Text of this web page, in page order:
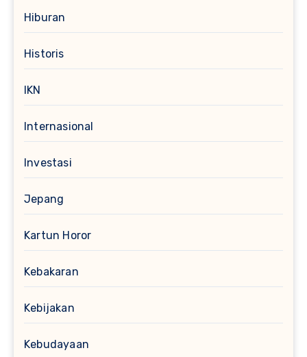
Hiburan
Historis
IKN
Internasional
Investasi
Jepang
Kartun Horor
Kebakaran
Kebijakan
Kebudayaan